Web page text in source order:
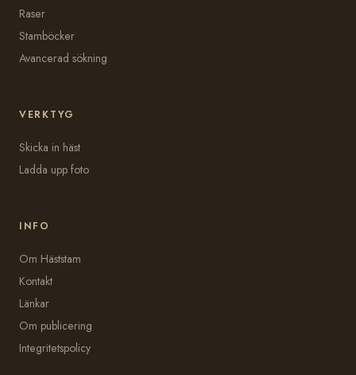
Raser
Stamböcker
Avancerad sökning
VERKTYG
Skicka in häst
Ladda upp foto
INFO
Om Häststam
Kontakt
Länkar
Om publicering
Integritetspolicy